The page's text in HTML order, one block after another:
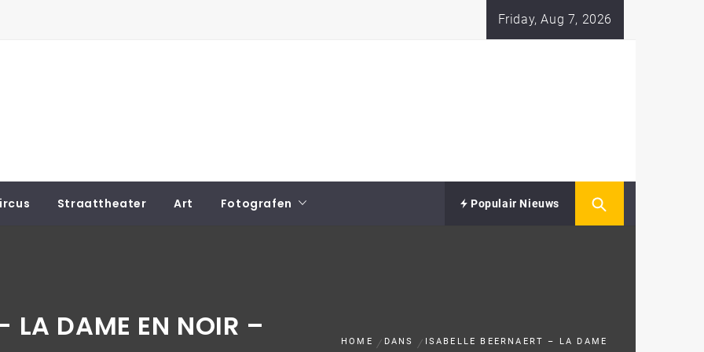
Friday, Aug 7, 2026
Straattheater Art Fotografen Populair Nieuws
LA DAME EN NOIR – HOME DANS
ISABELLE BEERNAERT – LA DAME